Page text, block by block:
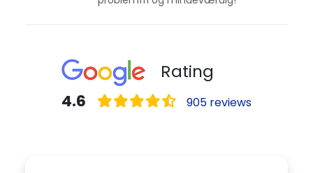
Rating
4.6 905 reviews